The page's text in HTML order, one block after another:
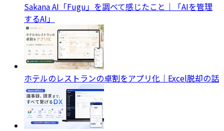
Sakana AI「Fugu」を調べて感じたこと｜「AIを管理
するAI」
ホテルのレストランの卓割をアプリ化｜Excel脱却の話